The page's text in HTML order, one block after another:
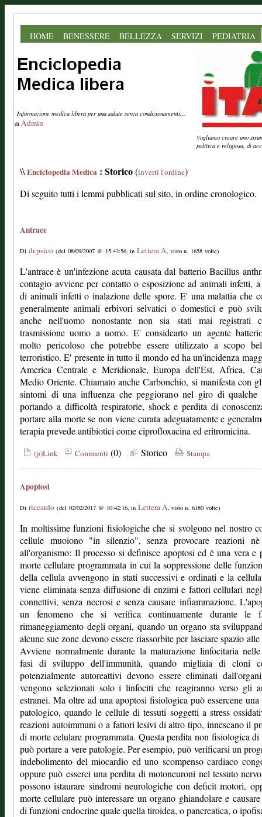
HOME BENESSERE BELLEZZA SERVIZI PEDIATRIA
Informazione medica libera per una salute senza condizionamenti...
di Admin
Vogliamo creare uno
politica e religiosa, di
\\Enciclopedia Medica : Storico(inverti l'ordine)
Di seguito tutti i lemmi pubblicati sul sito, in ordine cronologico.
Antrace
Di dr.psico (del 08/09/2007 @ 15:43:56, in Lettera A, visto n. 1658 volte)
L'antrace è un'infezione acuta causata dal batterio Bacillus
contagio avviene per contatto o esposizione ad animali infetti, a
di animali infetti o inalazione delle spore. E' una malattia che
generalmente animali erbivori selvatici o domestici e può
anche nell'uomo nonostante non sia stati mai registrati
trasmissione uomo a uomo. E' considearto un agente
molto pericoloso che potrebbe essere utilizzato a scopo
terroristico. E' presente in tutto il mondo ed ha un'incidenza
America Centrale e Meridionale, Europa dell'Est, Africa,
Medio Oriente. Chiamato anche Carbonchio, si manifesta con
sintomi di una influenza che peggiorano nel giro di qualche
portando a difficoltà respiratorie, shock e perdita di
portare alla morte se non viene curata adeguatamente e
terapia prevede antibiotici come ciprofloxacina ed eritromicina.
(p)Link Commenti (0) Storico Stampa
Apoptosi
Di riccardo (del 02/02/2017 @ 10:42:16, in Lettera A, visto n. 6180 volte)
In moltissime funzioni fisiologiche che si svolgono nel nostro
cellule muoiono "in silenzio", senza provocare reazioni
all'organismo: Il processo si definisce apoptosi ed è una vera e
morte cellulare programmata in cui la soppressione delle
della cellula avvengono in stati successivi e ordinati e la cellula
viene eliminata senza diffusione di enzimi e fattori cellulari
connettivi, senza necrosi e senza causare infiammazione.
un fenomeno che si verifica continuamente durante le
rimaneggiamento degli organi, quando un organo sta
alcune sue zone devono essere riassorbite per lasciare spazio alle
Avviene normalmente durante la maturazione linfocitaria
fasi di sviluppo dell'immunità, quando migliaia di cloni
potenzialmente autoreattivi devono essere eliminati
vengono selezionati solo i linfociti che reagiranno verso gli
estranei. Ma oltre ad una apoptosi fisiologica può essercene
patologico, quando le cellule di tessuti soggetti a stress
reazioni autoimmuni o a fattori lesivi di altro tipo, innescano il
di morte celulare programmata. Questa perdita non fisiologica
può portare a vere patologie. Per esempio, può verificarsi un
indebolimento del miocardio ed uno scompenso cardiaco
oppure può esserci una perdita di motoneuroni nel tessuto
possono istaurare sindromi neurologiche con deficit motori,
morte cellulare può interessare un organo ghiandolare e
di funzioni endocrine quale quella tiroidea, o pancreatica, o